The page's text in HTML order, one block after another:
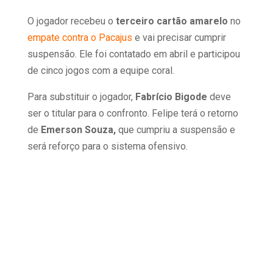
O jogador recebeu o terceiro cartão amarelo no
empate contra o Pacajus e vai precisar cumprir
suspensão. Ele foi contatado em abril e participou
de cinco jogos com a equipe coral.
Para substituir o jogador, Fabrício Bigode deve
ser o titular para o confronto. Felipe terá o retorno
de Emerson Souza, que cumpriu a suspensão e
será reforço para o sistema ofensivo.